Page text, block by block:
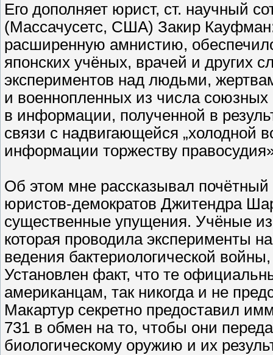
Его дополняет юрист, ст. научный
(Массачусетс, США) Закир
расширенную амнистию,
японских учёных, врачей и других
экспериментов над людьми,
и военнопленных из числа
в информации, полученной в
связи с надвигающейся „холодной
информации торжеству
Об этом мне рассказывал
юристов-демократов Джитендра
существенные упущения. Учёные
которая проводила эксперименты
ведения бактериологической
Установлен факт, что те
американцам, так никогда и не
Макартур секретно предоставил
731 в обмен на то, чтобы они
биологическому оружию и их